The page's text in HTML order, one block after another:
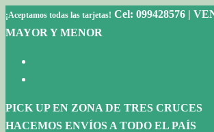
¡Aceptamos todas las tarjetas! Cel: 099428576 |
MAYOR Y MENOR
PICK UP EN ZONA DE TRES CRUCES
HACEMOS ENVÍOS A TODO EL PAÍS